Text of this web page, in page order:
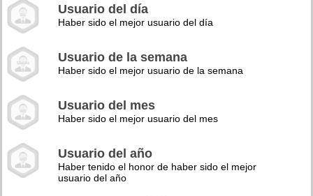
Usuario del día
Haber sido el mejor usuario del día
Usuario de la semana
Haber sido el mejor usuario de la semana
Usuario del mes
Haber sido el mejor usuario del mes
Usuario del año
Haber tenido el honor de haber sido el mejor
usuario del año